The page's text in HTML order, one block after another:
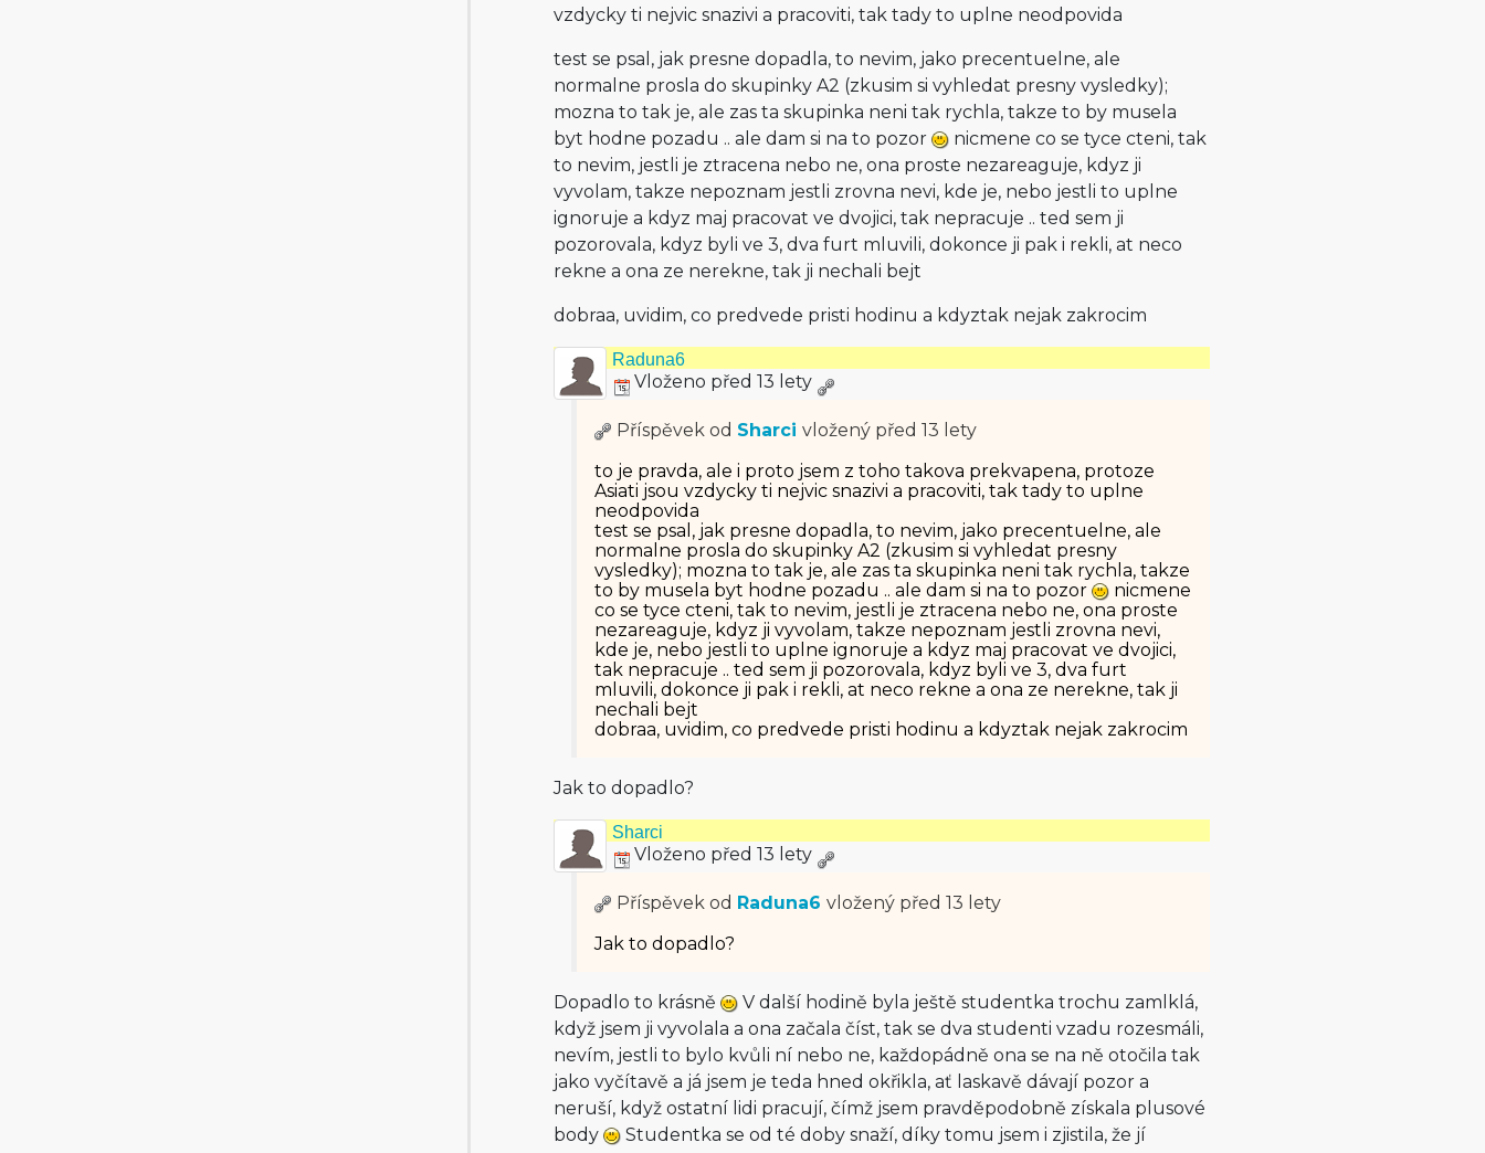
vzdycky ti nejvic snazivi a pracoviti, tak tady to uplne neodpovida
test se psal, jak presne dopadla, to nevim, jako precentuelne, ale
normalne prosla do skupinky A2 (zkusim si vyhledat presny vysledky);
mozna to tak je, ale zas ta skupinka neni tak rychla, takze to by musela
byt hodne pozadu .. ale dam si na to pozor
nicmene co se tyce cteni, tak
to nevim, jestli je ztracena nebo ne, ona proste nezareaguje, kdyz ji
vyvolam, takze nepoznam jestli zrovna nevi, kde je, nebo jestli to uplne
ignoruje a kdyz maj pracovat ve dvojici, tak nepracuje .. ted sem ji
pozorovala, kdyz byli ve 3, dva furt mluvili, dokonce ji pak i rekli, at neco
rekne a ona ze nerekne, tak ji nechali bejt
dobraa, uvidim, co predvede pristi hodinu a kdyztak nejak zakrocim
Raduna6
Vloženo před 13 lety
Příspěvek od Sharci vložený před 13 lety
to je pravda, ale i proto jsem z toho takova prekvapena, protoze
Asiati jsou vzdycky ti nejvic snazivi a pracoviti, tak tady to uplne
neodpovida
test se psal, jak presne dopadla, to nevim, jako precentuelne, ale
normalne prosla do skupinky A2 (zkusim si vyhledat presny
vysledky); mozna to tak je, ale zas ta skupinka neni tak rychla, takze
to by musela byt hodne pozadu .. ale dam si na to pozor
nicmene
co se tyce cteni, tak to nevim, jestli je ztracena nebo ne, ona proste
nezareaguje, kdyz ji vyvolam, takze nepoznam jestli zrovna nevi,
kde je, nebo jestli to uplne ignoruje a kdyz maj pracovat ve dvojici,
tak nepracuje .. ted sem ji pozorovala, kdyz byli ve 3, dva furt
mluvili, dokonce ji pak i rekli, at neco rekne a ona ze nerekne, tak ji
nechali bejt
dobraa, uvidim, co predvede pristi hodinu a kdyztak nejak zakrocim
Jak to dopadlo?
Sharci
Vloženo před 13 lety
Příspěvek od Raduna6 vložený před 13 lety
Jak to dopadlo?
Dopadlo to krásně
V další hodině byla ještě studentka trochu zamlklá,
když jsem ji vyvolala a ona začala číst, tak se dva studenti vzadu rozesmáli,
nevím, jestli to bylo kvůli ní nebo ne, každopádně ona se na ně otočila tak
jako vyčítavě a já jsem je teda hned okřikla, ať laskavě dávají pozor a
neruší, když ostatní lidi pracují, čímž jsem pravděpodobně získala plusové
body
Studentka se od té doby snaží, díky tomu jsem i zjistila, že jí